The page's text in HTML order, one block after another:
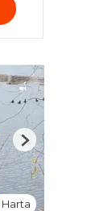
Harta
Next